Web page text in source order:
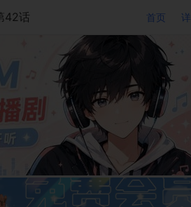
42话 首页